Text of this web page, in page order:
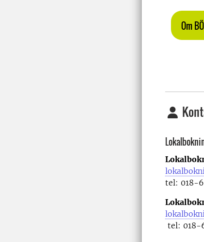
Om
tel: 018-
tel: 018-